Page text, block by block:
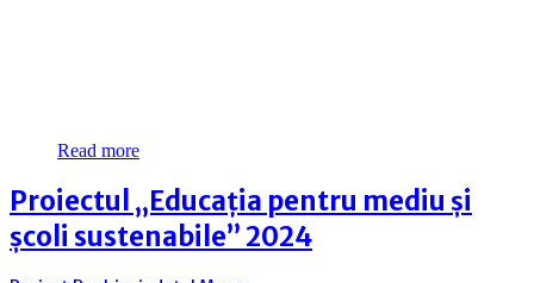
Read more
Proiectul „Educația pentru mediu și
școli sustenabile” 2024